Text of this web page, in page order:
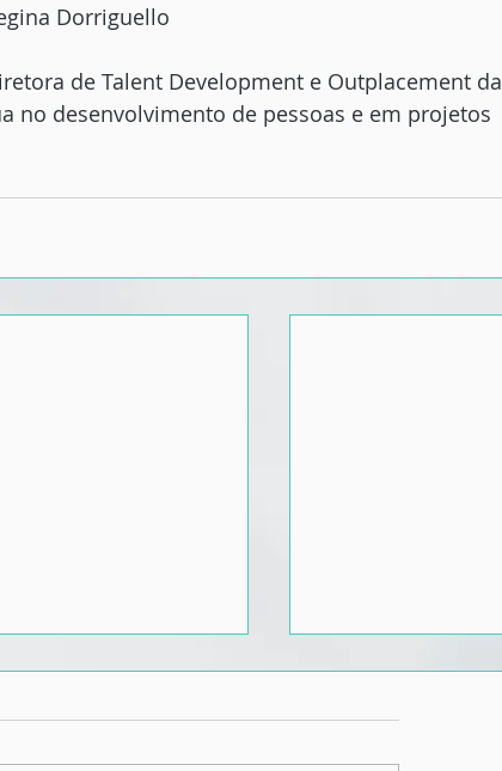
Dorriguello
de Talent Development e Outplacement da
no desenvolvimento de pessoas e em projetos